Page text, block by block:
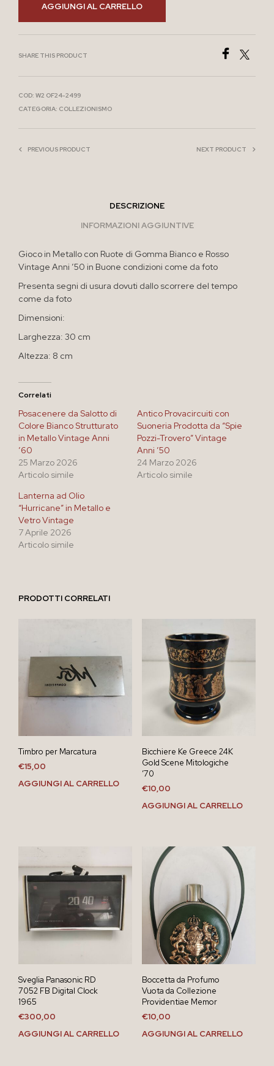
AGGIUNGI AL CARRELLO
SHARE THIS PRODUCT
COD: W2 OF24-2499
CATEGORIA: COLLEZIONISMO
PREVIOUS PRODUCT NEXT PRODUCT
DESCRIZIONE
INFORMAZIONI AGGIUNTIVE
Gioco in Metallo con Ruote di Gomma Bianco e Rosso
Vintage Anni ’50 in Buone condizioni come da foto
Presenta segni di usura dovuti dallo scorrere del tempo
come da foto
Dimensioni:
Larghezza: 30 cm
Altezza: 8 cm
Correlati
Posacenere da Salotto di
Colore Bianco Strutturato
in Metallo Vintage Anni
’60
25 Marzo 2026
Articolo simile
Antico Provacircuiti con
Suoneria Prodotta da “Spie
Pozzi-Trovero” Vintage
Anni ’50
24 Marzo 2026
Articolo simile
Lanterna ad Olio
“Hurricane” in Metallo e
Vetro Vintage
7 Aprile 2026
Articolo simile
PRODOTTI CORRELATI
Timbro per Marcatura
€15,00
AGGIUNGI AL CARRELLO
Bicchiere Ke Greece 24K
Gold Scene Mitologiche
’70
€10,00
AGGIUNGI AL CARRELLO
Sveglia Panasonic RD
7052 FB Digital Clock
1965
€300,00
AGGIUNGI AL CARRELLO
Boccetta da Profumo
Vuota da Collezione
Providentiae Memor
€10,00
AGGIUNGI AL CARRELLO